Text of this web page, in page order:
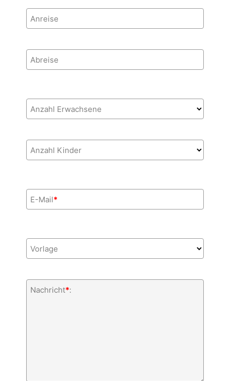
Anreise
Abreise
Anzahl Erwachsene
Anzahl Kinder
E-Mail*
Vorlage
Nachricht*: